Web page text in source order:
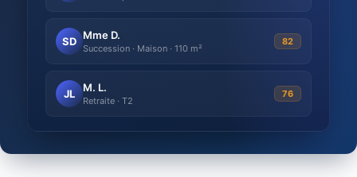
SD
Mme D.
Succession · Maison · 110 m²
82
JL
M. L.
Retraite · T2
76